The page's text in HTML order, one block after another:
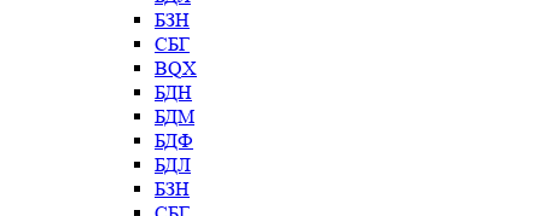
БЗН
СБГ
BQX
БДН
БДМ
БДФ
БДЛ
БЗН